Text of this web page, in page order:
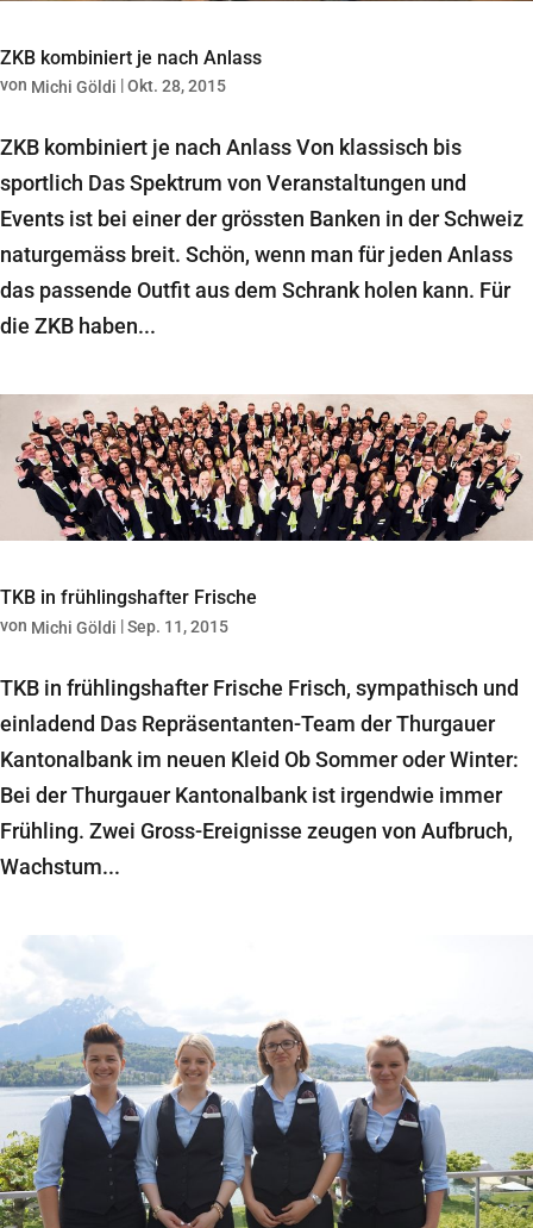
ZKB kombiniert je nach Anlass
von Michi Göldi |Okt. 28, 2015
ZKB kombiniert je nach Anlass Von klassisch bis
sportlich Das Spektrum von Veranstaltungen und
Events ist bei einer der grössten Banken in der Schweiz
naturgemäss breit. Schön, wenn man für jeden Anlass
das passende Outfit aus dem Schrank holen kann. Für
die ZKB haben...
TKB in frühlingshafter Frische
von Michi Göldi |Sep. 11, 2015
TKB in frühlingshafter Frische Frisch, sympathisch und
einladend Das Repräsentanten-Team der Thurgauer
Kantonalbank im neuen Kleid Ob Sommer oder Winter:
Bei der Thurgauer Kantonalbank ist irgendwie immer
Frühling. Zwei Gross-Ereignisse zeugen von Aufbruch,
Wachstum...